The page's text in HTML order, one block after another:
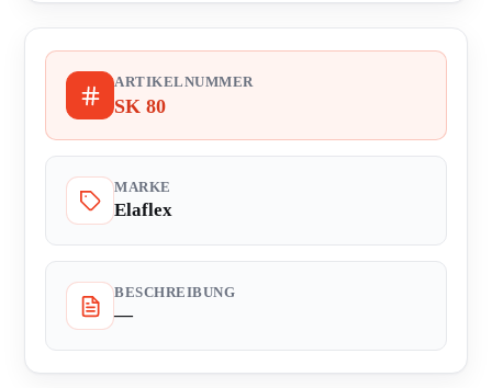
ARTIKELNUMMER
SK 80
MARKE
Elaflex
BESCHREIBUNG
—